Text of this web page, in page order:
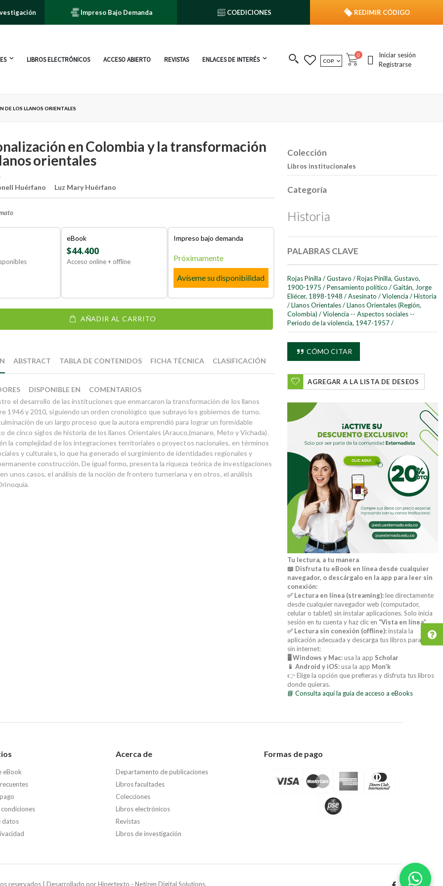
Impreso Bajo Demanda COEDICIONES REDIMIR CÓDIGO
LIBROS ELECTRÓNICOS ACCESO ABIERTO REVISTAS ENLACES DE INTERÉS MONEDA
COP Cart
0 publicacionesIniciar sesión
Registrarse
DE LOS LLANOS ORIENTALES
en Colombia y la transformación
orientales
Huérfano
Luz Mary Huérfano
eBook
$44.400
Acceso online + offline
Impreso bajo demanda
Próximamente
Avíseme su disponibilidad
AÑADIR AL CARRITO
el desarrollo de las instituciones que enmarcaron la transformación de los llanos
1946 y 2010, siguiendo un orden cronológico que subrayo los gobiernos de turno.
de un largo proceso que la autora emprendió para lograr un formidable
de cinco siglos de historia de los llanos Orientales (Arauco,(manare, Meto y Vichada).
la complejidad de los integraciones territoriales o proyectos nacionales, en términos
y culturales, lo que ha generado el surgimiento de identidades regionales y
construcción. De igual formo, presenta la riqueza teórica de investigaciones
unos casos, el análisis de la noción de frontero turneriana y en otros, el análisis
ABSTRACT TABLA DE CONTENIDOS FICHA TÉCNICA CLASIFICACIÓN
DISPONIBLE EN COMENTARIOS
Colección
Libros institucionales
Categoría
Historia
PALABRAS CLAVE
Rojas Pinilla / Gustavo / Rojas Pinilla, Gustavo,
1900-1975 / Pensamiento político / Gaitán, Jorge
Eliécer, 1898-1948 / Asesinato / Violencia / Historia
/ Llanos Orientales / Llanos Orientales (Región,
Colombia) / Violencia -- Aspectos sociales --
Periodo de la violencia, 1947-1957 /
CÓMO CITAR
AGREGAR A LA LISTA DE DESEOS
Tu lectura, a tu manera
📖 Disfruta tu eBook en línea desde cualquier
navegador, o descárgalo en la app para leer sin
conexión:
✅ Lectura en línea (streaming):lee directamente
desde cualquier navegador web (computador,
celular o tablet) sin instalar aplicaciones. Solo inicia
sesión en tu cuenta y haz clic en “Vista en línea”.
✅ Lectura sin conexión (offline):instala la
aplicación adecuada y descarga tus libros para leer
sin internet:
🖥️ Windows y Mac:usa la app Scholar
📱 Android y iOS:usa la app Mon’k
👉 Elige la opción que prefieras y disfruta tus libros
donde quieras.
📘 Consulta aquí la guía de acceso a eBooks
eBook
datos
Acerca de
Departamento de publicaciones
Libros facultades
Colecciones
Libros electrónicos
Revistas
Libros de investigación
Formas de pago
reservados | Desarrollado porHipertexto - Netizen Digital Solutions.